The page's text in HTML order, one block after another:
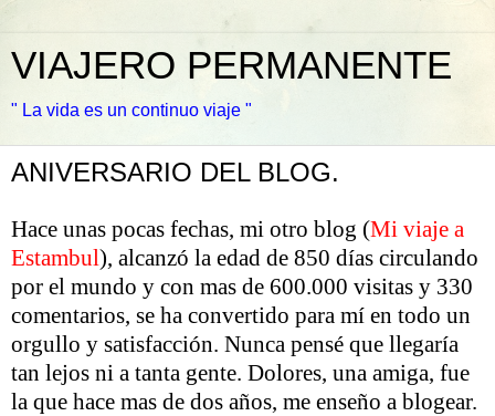
VIAJERO PERMANENTE
" La vida es un continuo viaje "
ANIVERSARIO DEL BLOG.
Hace unas pocas fechas, mi otro blog (Mi viaje a
Estambul), alcanzó la edad de 850 días circulando
por el mundo y con mas de 600.000 visitas y 330
comentarios, se ha convertido para mí en todo un
orgullo y satisfacción. Nunca pensé que llegaría
tan lejos ni a tanta gente. Dolores, una amiga, fue
la que hace mas de dos años, me enseño a blogear.